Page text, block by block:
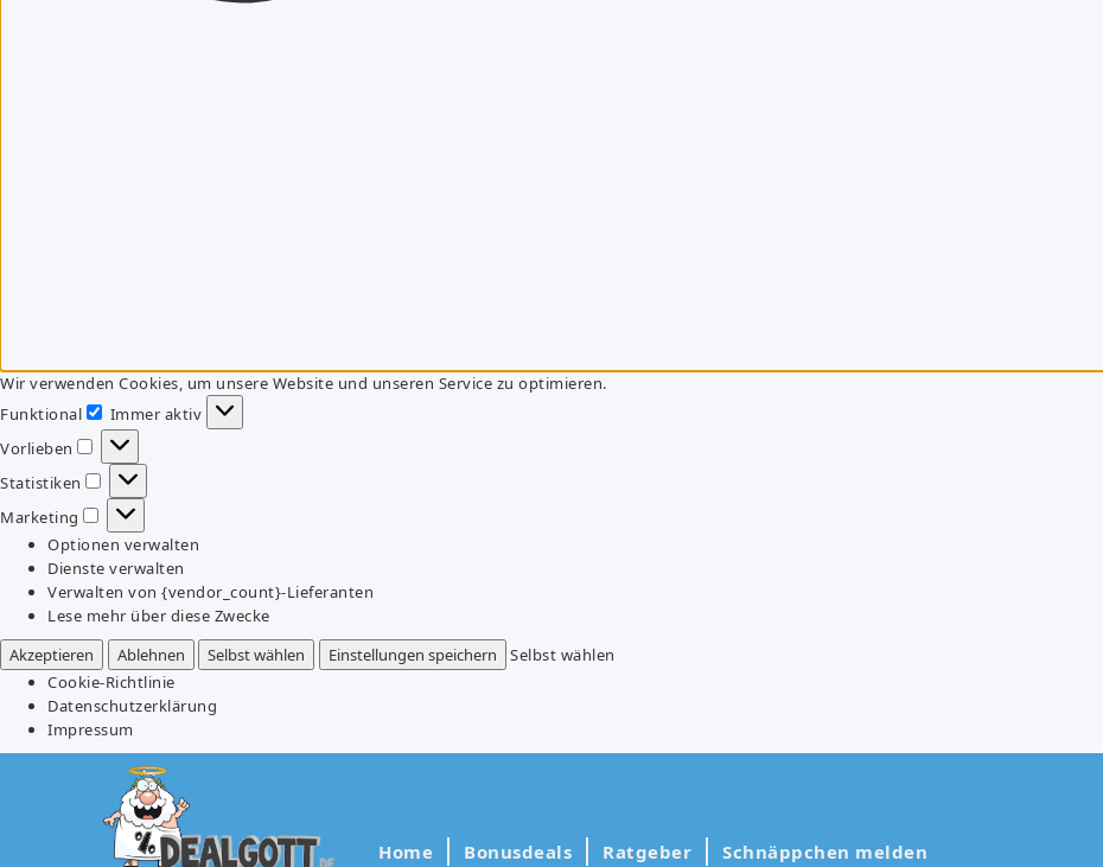
Wir verwenden Cookies, um unsere Website und unseren Service zu optimieren.
Funktional
Funktional
Immer aktiv
Vorlieben
Vorlieben
Statistiken
Statistiken
Marketing
Marketing
Optionen verwalten
Dienste verwalten
Verwalten von {vendor_count}-Lieferanten
Lese mehr über diese Zwecke
Akzeptieren
Ablehnen Selbst wählen Einstellungen speichern
Selbst wählen
Cookie-Richtlinie
Datenschutzerklärung
Impressum
Home Bonusdeals Ratgeber Schnäppchen melden